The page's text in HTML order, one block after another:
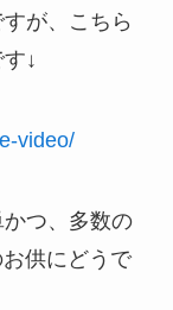
が、こちら
↓
video/
つ、多数の
供にどうで